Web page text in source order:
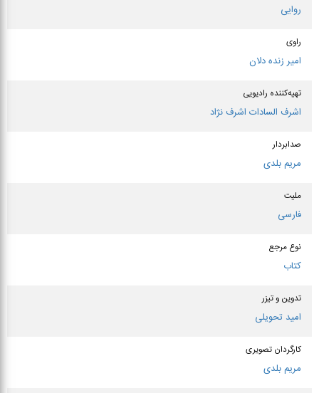
روایی
راوی
امیر زنده دلان
تهیه‌کننده رادیویی
اشرف السادات اشرف نژاد
صدابردار
مریم بلدی
ملیت
فارسی
نوع مرجع
کتاب
تدوین و تیزر
امید تحویلی
کارگردان تصویری
مریم بلدی